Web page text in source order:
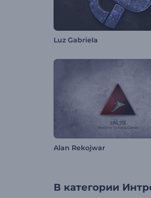
Luz Gabriela
Alan Rekojwar
В категории